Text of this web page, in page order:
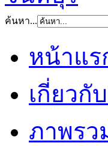
ค้นหา...
หน้าแร
เกี่ยวกั
ภาพรว